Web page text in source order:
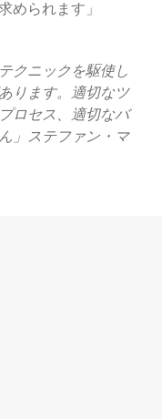
められます」
クニックを駆使し
ります。適切なツ
ロセス、適切なバ
」ステファン・マ